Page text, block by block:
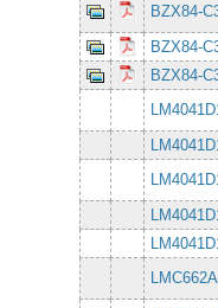
BZX84-
BZX84-
BZX84-